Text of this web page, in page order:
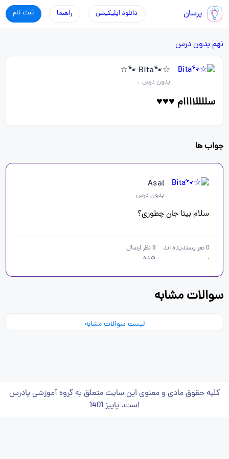
پرسان ثبت نام راهنما دانلود اپلیکیشن
نهم بدون درس
☆🐾Bita 🐾☆
بدون درس .
سللللاااام ♥️♥️♥️
جواب ها
Asal
بدون درس
سلام بیتا جان چطوری؟
0نفر پسندیده اند
.
9نظر ارسال
شده
سوالات مشابه
لیست سوالات مشابه
کلیه حقوق مادی و معنوی این سایت متعلق به گروه آموزشی پادرس
است. پاییز 1401